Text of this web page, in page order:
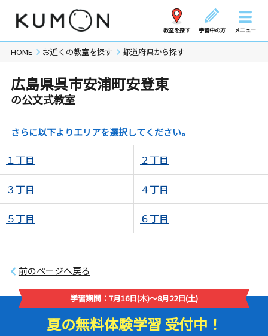
教室を探す 学習中の方 メニュー
HOME お近くの教室を探す 都道府県から探す
広島県呉市安浦町安登東
の公文式教室
さらに以下よりエリアを選択してください。
１丁目 ２丁目
３丁目 ４丁目
５丁目 ６丁目
前のページへ戻る
学習期間：7月16日(木)～8月22日(土)
夏の無料体験学習 受付中！